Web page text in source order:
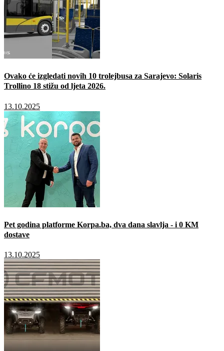
Ovako će izgledati novih 10 trolejbusa za Sarajevo: Solaris
Trollino 18 stižu od ljeta 2026.
13.10.2025
Pet godina platforme Korpa.ba, dva dana slavlja - i 0 KM
dostave
13.10.2025